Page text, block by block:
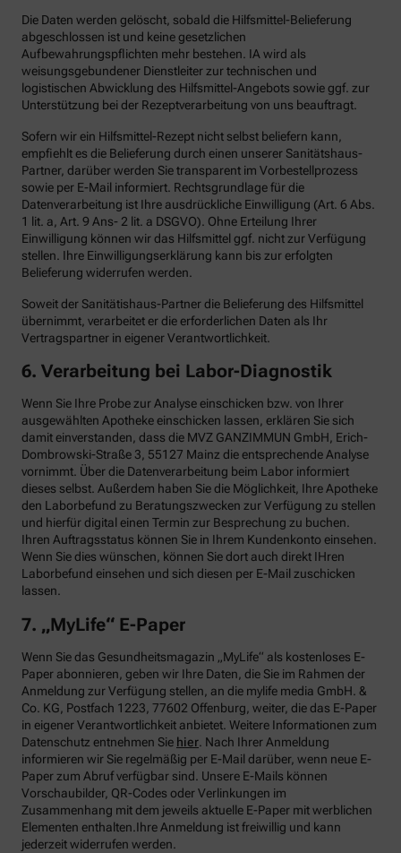
Die Daten werden gelöscht, sobald die Hilfsmittel-Belieferung
abgeschlossen ist und keine gesetzlichen
Aufbewahrungspflichten mehr bestehen. IA wird als
weisungsgebundener Dienstleiter zur technischen und
logistischen Abwicklung des Hilfsmittel-Angebots sowie ggf. zur
Unterstützung bei der Rezeptverarbeitung von uns beauftragt.
Sofern wir ein Hilfsmittel-Rezept nicht selbst beliefern kann,
empfiehlt es die Belieferung durch einen unserer Sanitätshaus-
Partner, darüber werden Sie transparent im Vorbestellprozess
sowie per E-Mail informiert. Rechtsgrundlage für die
Datenverarbeitung ist Ihre ausdrückliche Einwilligung (Art. 6 Abs.
1 lit. a, Art. 9 Ans- 2 lit. a DSGVO). Ohne Erteilung Ihrer
Einwilligung können wir das Hilfsmittel ggf. nicht zur Verfügung
stellen. Ihre Einwilligungserklärung kann bis zur erfolgten
Belieferung widerrufen werden.
Soweit der Sanitätishaus-Partner die Belieferung des Hilfsmittel
übernimmt, verarbeitet er die erforderlichen Daten als Ihr
Vertragspartner in eigener Verantwortlichkeit.
6. Verarbeitung bei Labor-Diagnostik
Wenn Sie Ihre Probe zur Analyse einschicken bzw. von Ihrer
ausgewählten Apotheke einschicken lassen, erklären Sie sich
damit einverstanden, dass die MVZ GANZIMMUN GmbH, Erich-
Dombrowski-Straße 3, 55127 Mainz die entsprechende Analyse
vornimmt. Über die Datenverarbeitung beim Labor informiert
dieses selbst. Außerdem haben Sie die Möglichkeit, Ihre Apotheke
den Laborbefund zu Beratungszwecken zur Verfügung zu stellen
und hierfür digital einen Termin zur Besprechung zu buchen.
Ihren Auftragsstatus können Sie in Ihrem Kundenkonto einsehen.
Wenn Sie dies wünschen, können Sie dort auch direkt IHren
Laborbefund einsehen und sich diesen per E-Mail zuschicken
lassen.
7. „MyLife“ E-Paper
Wenn Sie das Gesundheitsmagazin „MyLife“ als kostenloses E-
Paper abonnieren, geben wir Ihre Daten, die Sie im Rahmen der
Anmeldung zur Verfügung stellen, an die mylife media GmbH. &
Co. KG, Postfach 1223, 77602 Offenburg, weiter, die das E-Paper
in eigener Verantwortlichkeit anbietet. Weitere Informationen zum
Datenschutz entnehmen Sie hier . Nach Ihrer Anmeldung
informieren wir Sie regelmäßig per E-Mail darüber, wenn neue E-
Paper zum Abruf verfügbar sind. Unsere E-Mails können
Vorschaubilder, QR-Codes oder Verlinkungen im
Zusammenhang mit dem jeweils aktuelle E-Paper mit werblichen
Elementen enthalten.Ihre Anmeldung ist freiwillig und kann
jederzeit widerrufen werden.